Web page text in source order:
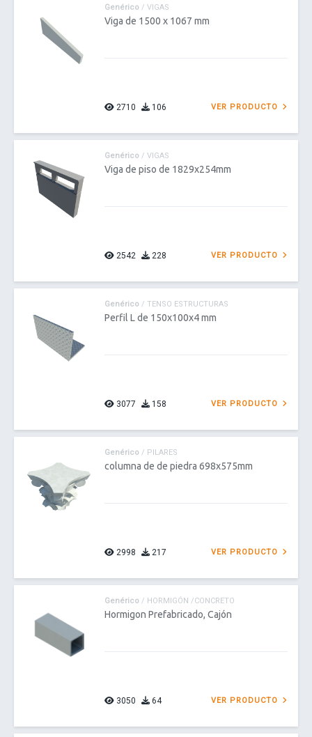
Genérico / VIGAS
Viga de 1500 x 1067 mm
2710 106 VER PRODUCTO
Genérico / VIGAS
Viga de piso de 1829x254mm
2542 228 VER PRODUCTO
Genérico / TENSO ESTRUCTURAS
Perfil L de 150x100x4 mm
3077 158 VER PRODUCTO
Genérico / PILARES
columna de de piedra 698x575mm
2998 217 VER PRODUCTO
Genérico / HORMIGÓN /CONCRETO
Hormigon Prefabricado, Cajón
3050 64 VER PRODUCTO